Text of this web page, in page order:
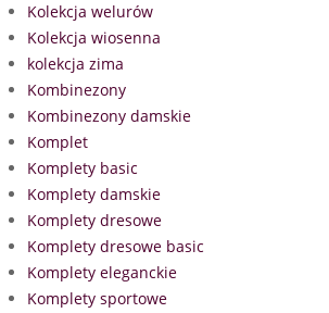
Kolekcja welurów
Kolekcja wiosenna
kolekcja zima
Kombinezony
Kombinezony damskie
Komplet
Komplety basic
Komplety damskie
Komplety dresowe
Komplety dresowe basic
Komplety eleganckie
Komplety sportowe